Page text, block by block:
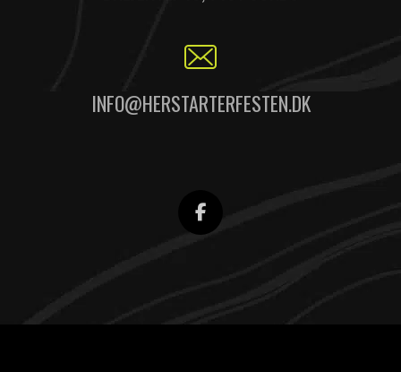
INFO@HERSTARTERFESTEN.DK